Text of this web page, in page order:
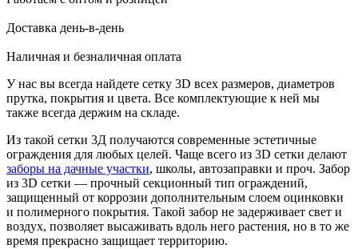
Доставка день-в-день
Наличная и безналичная оплата
У нас вы всегда найдете сетку 3D всех размеров, диаметров
прутка, покрытия и цвета. Все комплектующие к ней мы
также всегда держим на складе.
Из такой сетки 3Д получаются современные эстетичные
ограждения для любых целей. Чаще всего из 3D сетки делают
заборы на дачные участки, школы, автозаправки и проч. Забор
из 3D сетки — прочный секционный тип ограждений,
защищенный от коррозии дополнительным слоем оцинковки
и полимерного покрытия. Такой забор не задерживает свет и
воздух, позволяет высаживать вдоль него растения, но в то же
время прекрасно защищает территорию.